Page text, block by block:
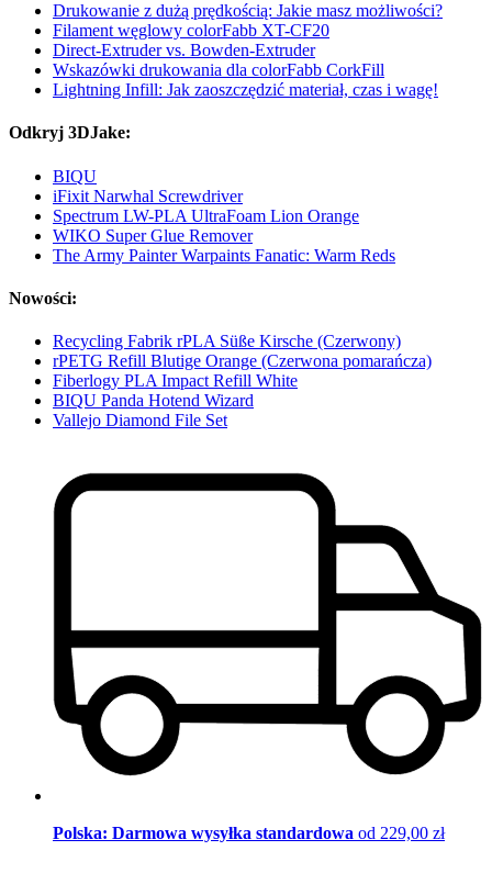
Drukowanie z dużą prędkością: Jakie masz możliwości?
Filament węglowy colorFabb XT-CF20
Direct-Extruder vs. Bowden-Extruder
Wskazówki drukowania dla colorFabb CorkFill
Lightning Infill: Jak zaoszczędzić materiał, czas i wagę!
Odkryj 3DJake:
BIQU
iFixit Narwhal Screwdriver
Spectrum LW-PLA UltraFoam Lion Orange
WIKO Super Glue Remover
The Army Painter Warpaints Fanatic: Warm Reds
Nowości:
Recycling Fabrik rPLA Süße Kirsche (Czerwony)
rPETG Refill Blutige Orange (Czerwona pomarańcza)
Fiberlogy PLA Impact Refill White
BIQU Panda Hotend Wizard
Vallejo Diamond File Set
Polska: Darmowa wysyłka standardowa od 229,00 zł